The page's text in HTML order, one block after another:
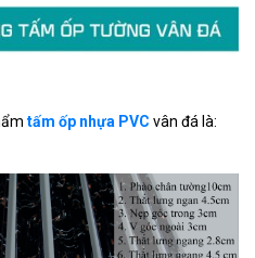
tấm ốp nhựa PVC vân đá là: